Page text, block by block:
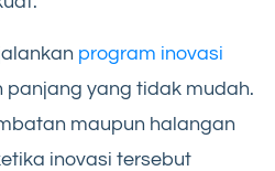
program inovasi
yang tidak mudah.
maupun halangan
inovasi tersebut